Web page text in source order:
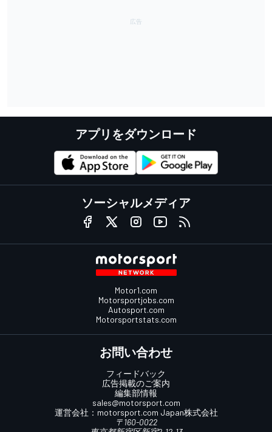
アプリをダウンロード
ソーシャルメディア
Motor1.com
Motorsportjobs.com
Autosport.com
Motorsportstats.com
お問い合わせ
フィードバック
広告掲載のご案内
編集部情報
sales@motorsport.com
運営会社： motorsport.com Japan株式会社
〒160-0022